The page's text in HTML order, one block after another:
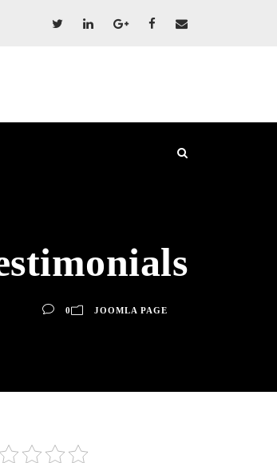
JOOMLA PAGE
0